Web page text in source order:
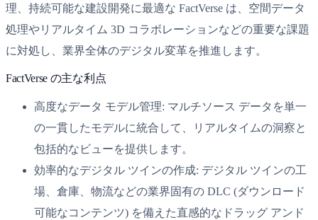
理、持続可能な建設開発に最適な FactVerse は、空間データ
処理やリアルタイム 3D コラボレーションなどの重要な課題
に対処し、業界全体のデジタル変革を推進します。
FactVerse の主な利点
高度なデータ モデル管理: マルチソース データを単一
の一貫したモデルに統合して、リアルタイムの洞察と
包括的なビューを提供します。
効率的なデジタル ツインの作成: デジタル ツインの工
場、倉庫、物流などの業界固有の DLC (ダウンロード
可能なコンテンツ) を備えた直感的なドラッグ アンド